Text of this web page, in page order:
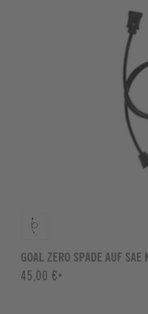
GOAL ZERO SPADE AUF SAE
45,00 €*